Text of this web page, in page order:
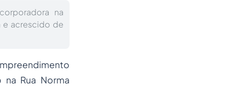
na
e acrescido de
Rua Norma